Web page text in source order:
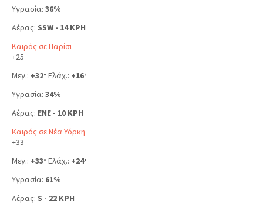
Υγρασία: 36%
Αέρας: SSW - 14 KPH
Καιρός σε Παρίσι
+25
Μεγ.: +32° Ελάχ.: +16°
Υγρασία: 34%
Αέρας: ENE - 10 KPH
Καιρός σε Νέα Υόρκη
+33
Μεγ.: +33° Ελάχ.: +24°
Υγρασία: 61%
Αέρας: S - 22 KPH